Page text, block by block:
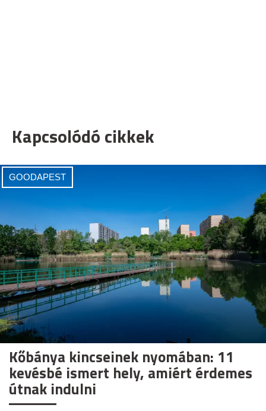
Kapcsolódó cikkek
GOODAPEST
Kőbánya kincseinek nyomában: 11
kevésbé ismert hely, amiért érdemes
útnak indulni